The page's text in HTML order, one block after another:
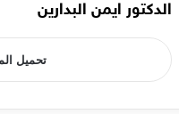
الدكتور ايمن البدارين
تحميل